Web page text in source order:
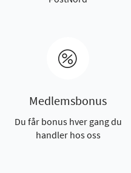
Medlemsbonus
Du får bonus hver gang du
handler hos oss